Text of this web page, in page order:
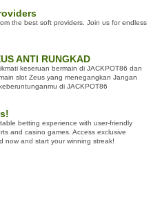
the best soft providers. Join us for endless
ANTI RUNGKAD
keseruan bermain di JACKPOT86 dan
slot Zeus yang menegangkan Jangan
di JACKPOT86
betting experience with user-friendly
and casino games. Access exclusive
now and start your winning streak!